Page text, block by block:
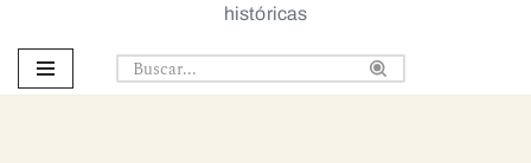
históricas